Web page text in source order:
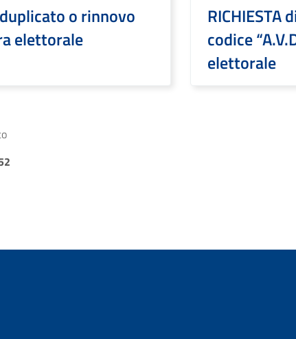
duplicato o rinnovo
elettorale
RICHIESTA
codice
elettorale